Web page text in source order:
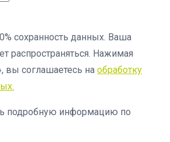
сохранность данных. Ваша
распространяться. Нажимая
вы соглашаетесь на обработку
подробную информацию по